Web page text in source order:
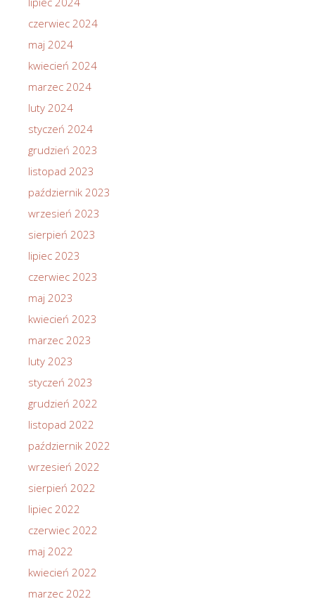
czerwiec 2024
maj 2024
kwiecień 2024
marzec 2024
luty 2024
styczeń 2024
grudzień 2023
listopad 2023
październik 2023
wrzesień 2023
sierpień 2023
lipiec 2023
czerwiec 2023
maj 2023
kwiecień 2023
marzec 2023
luty 2023
styczeń 2023
grudzień 2022
listopad 2022
październik 2022
wrzesień 2022
sierpień 2022
lipiec 2022
czerwiec 2022
maj 2022
kwiecień 2022
marzec 2022